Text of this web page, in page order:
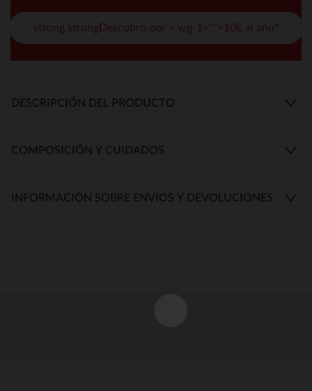
strong strongDescubro por < wg-1="">10€ al año*
DESCRIPCIÓN DEL PRODUCTO
COMPOSICIÓN Y CUIDADOS
INFORMACIÓN SOBRE ENVÍOS Y DEVOLUCIONES